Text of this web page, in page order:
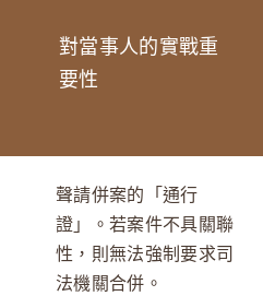
對當事人的實戰重
要性
聲請併案的「通行
證」。若案件不具關聯
性，則無法強制要求司
法機關合併。